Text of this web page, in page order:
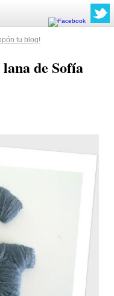
tu blog!
de Sofía